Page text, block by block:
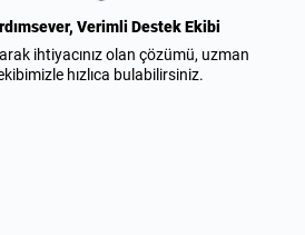
Verimli Destek Ekibi
ihtiyacınız olan çözümü, uzman
hızlıca bulabilirsiniz.